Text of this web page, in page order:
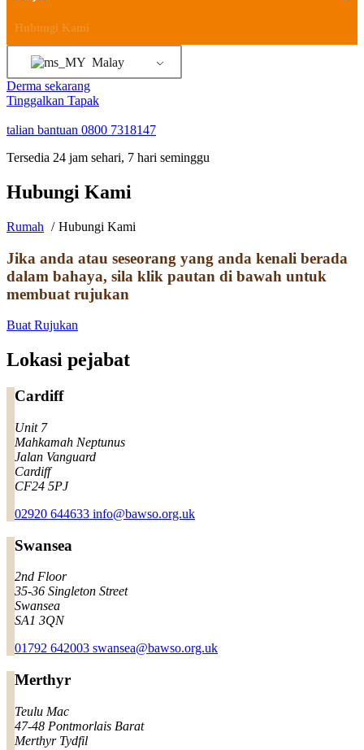
Hubungi Kami
Malay
Derma sekarang
Tinggalkan Tapak
talian bantuan 0800 7318147
Tersedia 24 jam sehari, 7 hari seminggu
Hubungi Kami
Rumah Hubungi Kami
Jika anda atau seseorang yang anda kenali berada
dalam bahaya, sila klik pautan di bawah untuk
membuat rujukan
Buat Rujukan
Lokasi pejabat
Cardiff
Unit 7
Mahkamah Neptunus
Jalan Vanguard
Cardiff
CF24 5PJ
02920 644633 info@bawso.org.uk
Swansea
2nd Floor
35-36 Singleton Street
Swansea
SA1 3QN
01792 642003 swansea@bawso.org.uk
Merthyr
Teulu Mac
47-48 Pontmorlais Barat
Merthyr Tydfil